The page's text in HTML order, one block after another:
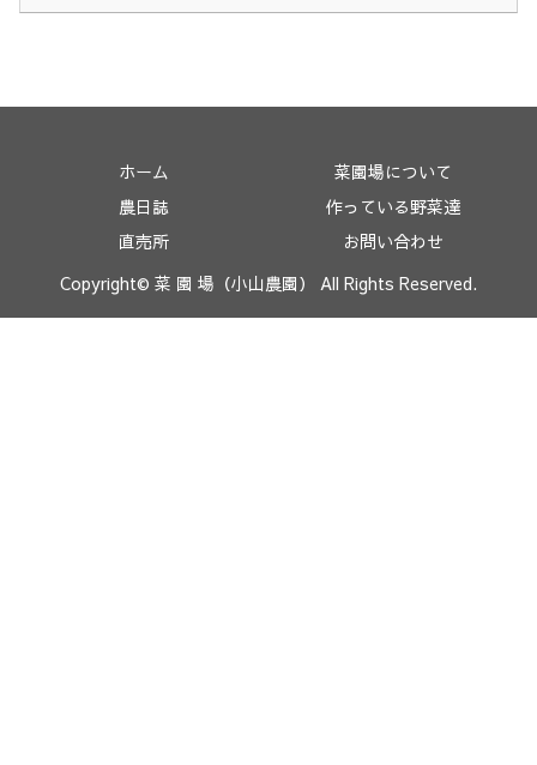
ホーム
菜園場について
農日誌
作っている野菜達
直売所
お問い合わせ
Copyright© 菜 園 場（小山農園） All Rights Reserved.